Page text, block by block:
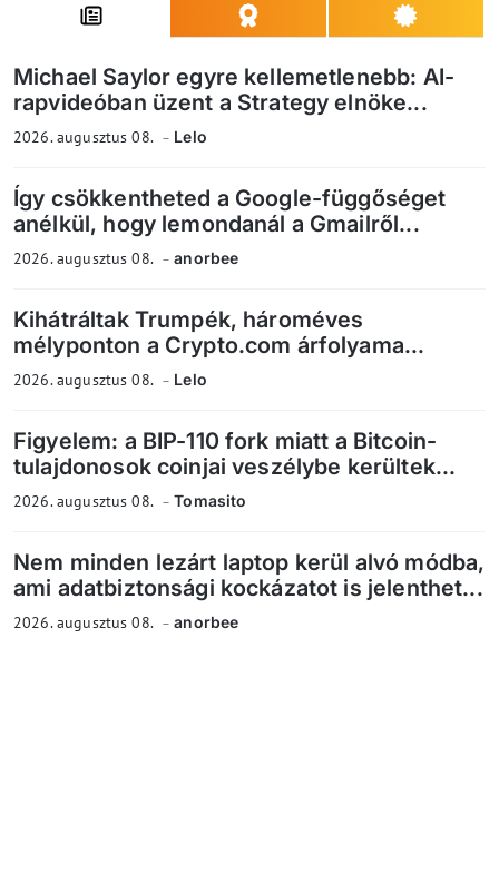
Michael Saylor egyre kellemetlenebb: AI-
rapvideóban üzent a Strategy elnöke...
2026. augusztus 08. Lelo
Így csökkentheted a Google-függőséget
anélkül, hogy lemondanál a Gmailről...
2026. augusztus 08. anorbee
Kihátráltak Trumpék, hároméves
mélyponton a Crypto.com árfolyama...
2026. augusztus 08. Lelo
Figyelem: a BIP-110 fork miatt a Bitcoin-
tulajdonosok coinjai veszélybe kerültek...
2026. augusztus 08. Tomasito
Nem minden lezárt laptop kerül alvó módba,
ami adatbiztonsági kockázatot is jelenthet...
2026. augusztus 08. anorbee